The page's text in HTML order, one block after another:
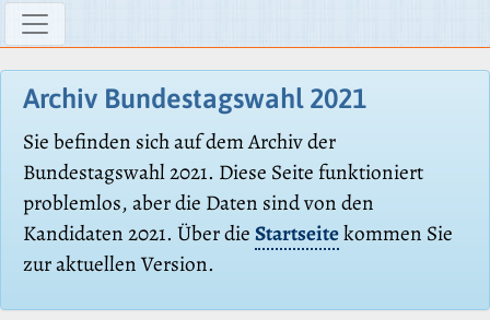
Archiv Bundestagswahl 2021
Sie befinden sich auf dem Archiv der
Bundestagswahl 2021. Diese Seite funktioniert
problemlos, aber die Daten sind von den
Kandidaten 2021. Über dieStartseitekommen Sie
zur aktuellen Version.